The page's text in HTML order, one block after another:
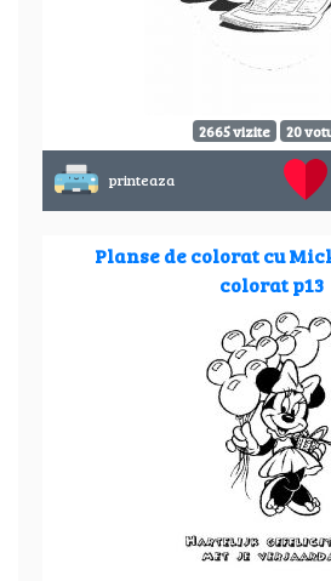
2665 vizite 20
printeaza
Planse de colorat cu
colorat p13